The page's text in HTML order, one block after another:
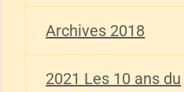
Archives 2018
2021 Les 10 ans du